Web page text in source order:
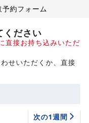
予約フォーム
ください
直接お持ち込みいただ
せいただくか、直接
次の1週間